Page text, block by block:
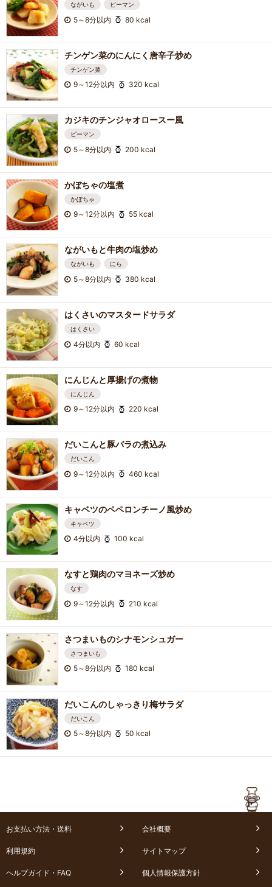
ながいも ピーマン
5～8分以内 80 kcal
チンゲン菜のにんにく唐辛子炒め
チンゲン菜
9～12分以内 320 kcal
カジキのチンジャオロースー風
ピーマン
5～8分以内 200 kcal
かぼちゃの塩煮
かぼちゃ
9～12分以内 55 kcal
ながいもと牛肉の塩炒め
ながいも にら
5～8分以内 380 kcal
はくさいのマスタードサラダ
はくさい
4分以内 60 kcal
にんじんと厚揚げの煮物
にんじん
9～12分以内 220 kcal
だいこんと豚バラの煮込み
だいこん
9～12分以内 460 kcal
キャベツのペペロンチーノ風炒め
キャベツ
4分以内 100 kcal
なすと鶏肉のマヨネーズ炒め
なす
9～12分以内 210 kcal
さつまいものシナモンシュガー
さつまいも
5～8分以内 180 kcal
だいこんのしゃっきり梅サラダ
だいこん
5～8分以内 50 kcal
お支払い方法・送料 会社概要
利用規約 サイトマップ
ヘルプガイド・FAQ 個人情報保護方針